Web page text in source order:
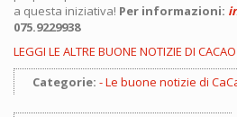
a questa iniziativa! Per informazioni:
075.9229938
LEGGI LE ALTRE BUONE NOTIZIE DI
Categorie:
Le buone notizie di